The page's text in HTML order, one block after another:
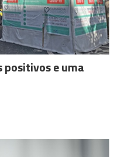
positivos e uma